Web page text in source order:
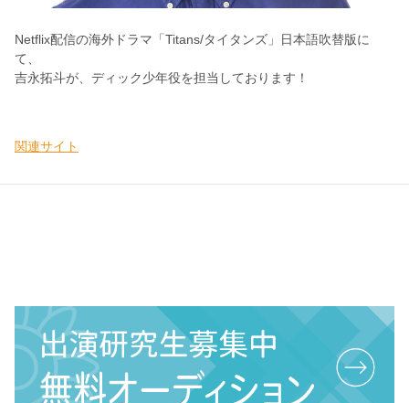
Netflix配信の海外ドラマ「Titans/タイタンズ」日本語吹替版に
て、
吉永拓斗が、ディック少年役を担当しております！
関連サイト